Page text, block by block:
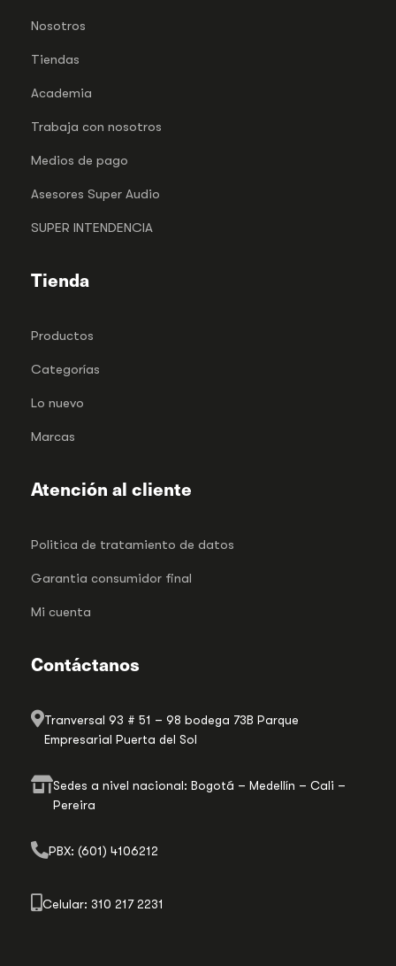
Nosotros
Tiendas
Academia
Trabaja con nosotros
Medios de pago
Asesores Super Audio
SUPER INTENDENCIA
Tienda
Productos
Categorías
Lo nuevo
Marcas
Atención al cliente
Politica de tratamiento de datos
Garantia consumidor final
Mi cuenta
Contáctanos
Tranversal 93 # 51 – 98 bodega 73B Parque
Empresarial Puerta del Sol
Sedes a nivel nacional: Bogotá – Medellín – Cali –
Pereira
PBX: (601) 4106212
Celular: 310 217 2231